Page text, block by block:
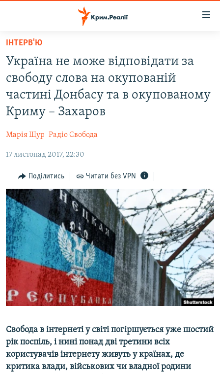
Перейти
основного
матеріалу
основної
Перейти
до
ВОДА.КРИМ
ВІДЕО ТА ФОТО
ПОЛІТИКА
ПОГЛЯД
ІНТЕРВ'Ю
ВСЕ ЗА ДЕНЬ
СПЕЦПРОЕКТИ
ДЕПОРТАЦІЯ
ВІДЕОУРОКИ «ELIFBE»
СВІДЧЕННЯ ОКУПАЦІЇ
УКРАЇНСЬКА ПРОБЛЕМА КРИМУ
ІНФОГРАФІКА
ЯК ОБІЙТИ БЛОКУВАННЯ
Русский
Qırımtatar
ДОЛУЧАЙСЯ!
Усі сайти RFE/RL
ІНТЕРВ'Ю
Україна не може відповідати за
свободу слова на окупованій
частині Донбасу та в окупованому
Криму – Захаров
Марія Щур Радіо Свобода
17 листопад 2017, 22:30
Поділитись Читати без VPN
Свобода в інтернеті у світі погіршується уже шостий
рік поспіль, і нині понад дві третини всіх
користувачів інтернету живуть у країнах, де
критика влади, військових чи владної родини